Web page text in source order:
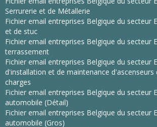
Serrurerie et de Métallerie
Fichier email entreprises Belgique du secteur
et de stuc
Fichier email entreprises Belgique du secteur
terrassement
Fichier email entreprises Belgique du secteur
d'installation et de maintenance
charges
Fichier email entreprises Belgique du secteur
automobile (Détail)
Fichier email entreprises Belgique du secteur
automobile (Gros)